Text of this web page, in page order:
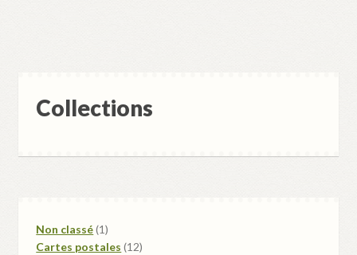
Collections
Non classé 11
produit
Cartes postales 1212